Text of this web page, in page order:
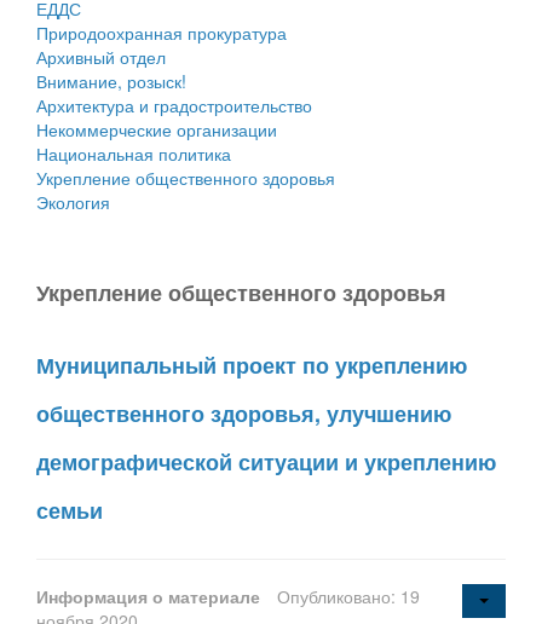
ЕДДС
Природоохранная прокуратура
Архивный отдел
Внимание, розыск!
Архитектура и градостроительство
Некоммерческие организации
Национальная политика
Укрепление общественного здоровья
Экология
Укрепление общественного здоровья
Муниципальный проект по укреплению
общественного здоровья, улучшению
демографической ситуации и укреплению
семьи
Информация о материале
Опубликовано: 19